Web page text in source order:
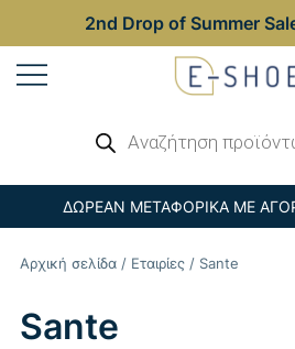
2nd Drop of Summer
Παπούτσια –
προϊόντων
ΔΩΡΕΑΝ ΜΕΤΑΦΟΡΙΚΑ ΜΕ
Αρχική σελίδα / Εταιρίες / Sante
Sante